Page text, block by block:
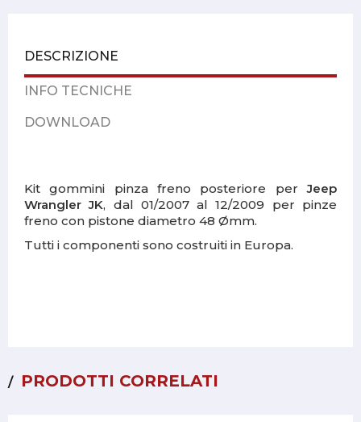
DESCRIZIONE
INFO TECNICHE
DOWNLOAD
Kit gommini pinza freno posteriore perJeep
Wrangler JK, dal 01/2007 al 12/2009 per pinze
freno con pistone diametro 48 Ømm.
Tutti i componenti sono costruiti in Europa.
PRODOTTI CORRELATI